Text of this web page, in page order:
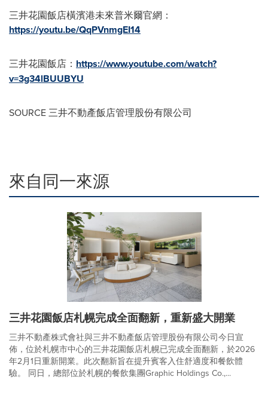
三井花園飯店橫濱港未來普米爾官網：
https://youtu.be/QqPVnmgEI14
三井花園飯店： https://www.youtube.com/watch?
v=3g34lBUUBYU
SOURCE 三井不動產飯店管理股份有限公司
來自同一來源
三井花園飯店札幌完成全面翻新，重新盛大開業
三井不動產株式會社與三井不動產飯店管理股份有限公司今日宣
佈，位於札幌市中心的三井花園飯店札幌已完成全面翻新，於2026
年2月1日重新開業。此次翻新旨在提升賓客入住舒適度和餐飲體
驗。 同日，總部位於札幌的餐飲集團Graphic Holdings Co.,...